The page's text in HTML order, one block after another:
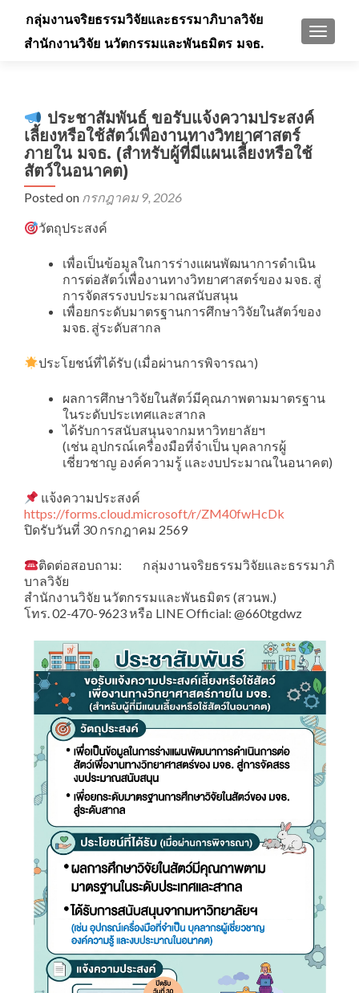
กลุ่มงานจริยธรรมวิจัยและธรรมาภิบาลวิจัย
สำนักงานวิจัย นวัตกรรมและพันธมิตร มจธ.
ประชาสัมพันธ์ ขอรับแจ้งความประสงค์
เลี้ยงหรือใช้สัตว์เพื่องานทางวิทยาศาสตร์
ภายใน มจธ. (สำหรับผู้ที่มีแผนเลี้ยงหรือใช้
สัตว์ในอนาคต)
Posted on กรกฎาคม 9, 2026
วัตถุประสงค์
เพื่อเป็นข้อมูลในการร่างแผนพัฒนาการดำเนิน
การต่อสัตว์เพื่องานทางวิทยาศาสตร์ของ มจธ. สู่
การจัดสรรงบประมาณสนับสนุน
เพื่อยกระดับมาตรฐานการศึกษาวิจัยในสัตว์ของ
มจธ. สู่ระดับสากล
ประโยชน์ที่ได้รับ (เมื่อผ่านการพิจารณา)
ผลการศึกษาวิจัยในสัตว์มีคุณภาพตามมาตรฐาน
ในระดับประเทศและสากล
ได้รับการสนับสนุนจากมหาวิทยาลัยฯ
(เช่น อุปกรณ์เครื่องมือที่จำเป็น บุคลากรผู้
เชี่ยวชาญ องค์ความรู้ และงบประมาณในอนาคต)
แจ้งความประสงค์
https://forms.cloud.microsoft/r/ZM40fwHcDk
ปิดรับวันที่ 30 กรกฎาคม 2569
ติดต่อสอบถาม: กลุ่มงานจริยธรรมวิจัยและธรรมาภิ
บาลวิจัย
สํานักงานวิจัย นวัตกรรมและพันธมิตร (สวนพ.)
โทร. 02-470-9623 หรือ LINE Official: @660tgdwz